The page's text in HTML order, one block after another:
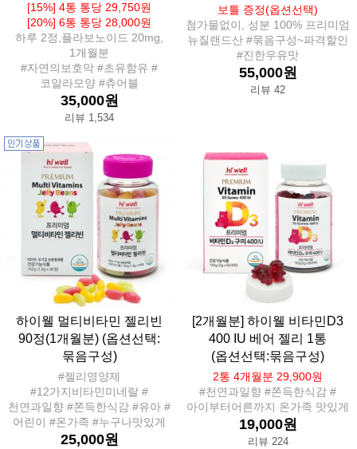
[15%] 4통 통당 29,750원
[20%] 6통 통당 28,000원
하루 2정,플라보노이드 20mg,
1개월분
#자연의보호막 #초유함유 #
코알라모양 #츄어블
35,000원
리뷰 1,534
보틀 증정(옵션선택)
첨가물없이, 성분 100% 프리미엄
뉴질랜드산 #묶음구성~파격할인
#진한우유맛
55,000원
리뷰 42
하이웰 멀티비타민 젤리빈
90정(1개월분) (옵션선택:
묶음구성)
#젤리영양제
#12가지비타민미네랄 #
천연과일향 #쫀득한식감 #유아 #
어린이 #온가족 #누구나맛있게
25,000원
[2개월분] 하이웰 비타민D3
400 IU 베어 젤리 1통
(옵션선택:묶음구성)
2통 4개월분 29,900원
#천연과일향 #쫀득한식감 #
아이부터어른까지 온가족 맛있게
19,000원
리뷰 224